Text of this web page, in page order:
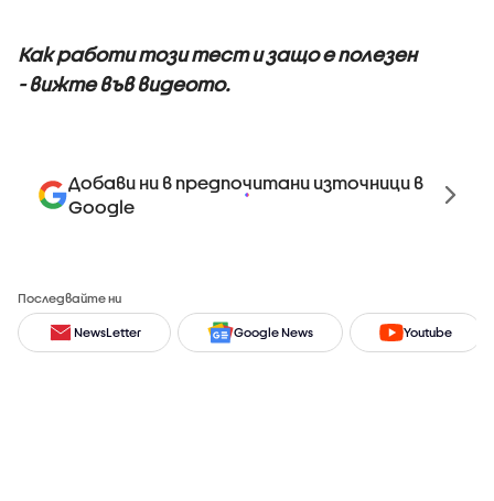
Как работи този тест и защо е полезен
- вижте във видеото.
Добави ни в предпочитани източници в
Google
Последвайте ни
NewsLetter Google News Youtube